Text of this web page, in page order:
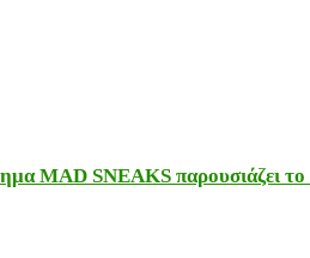
MAD SNEAKS παρουσιάζει το